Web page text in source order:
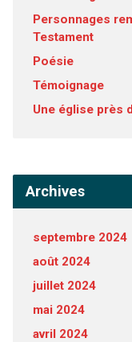
Personnages
Testament
Poésie
Témoignage
Une église près
Archives
septembre 2024
août 2024
juillet 2024
mai 2024
avril 2024